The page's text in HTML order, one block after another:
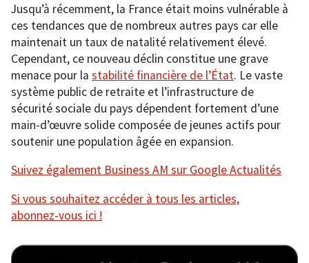
Jusqu’à récemment, la France était moins vulnérable à
ces tendances que de nombreux autres pays car elle
maintenait un taux de natalité relativement élevé.
Cependant, ce nouveau déclin constitue une grave
menace pour la stabilité financière de l’État. Le vaste
système public de retraite et l’infrastructure de
sécurité sociale du pays dépendent fortement d’une
main-d’œuvre solide composée de jeunes actifs pour
soutenir une population âgée en expansion.
Suivez également Business AM sur Google Actualités
Si vous souhaitez accéder à tous les articles,
abonnez-vous ici !